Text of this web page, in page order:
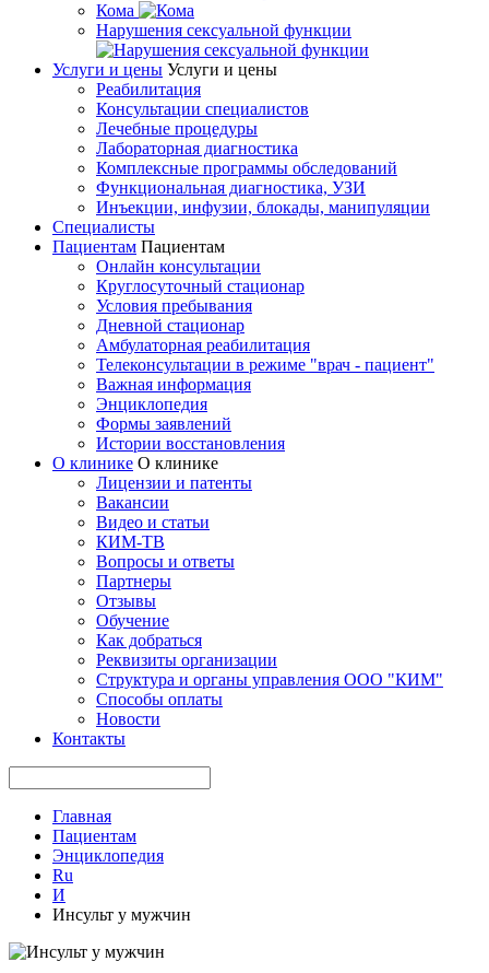
Кома
Нарушения сексуальной функции
Услуги и цены Услуги и цены
Реабилитация
Консультации специалистов
Лечебные процедуры
Лабораторная диагностика
Комплексные программы обследований
Функциональная диагностика, УЗИ
Инъекции, инфузии, блокады, манипуляции
Специалисты
Пациентам Пациентам
Онлайн консультации
Круглосуточный стационар
Условия пребывания
Дневной стационар
Амбулаторная реабилитация
Телеконсультации в режиме "врач - пациент"
Важная информация
Энциклопедия
Формы заявлений
Истории восстановления
О клинике О клинике
Лицензии и патенты
Вакансии
Видео и статьи
КИМ-ТВ
Вопросы и ответы
Партнеры
Отзывы
Обучение
Как добраться
Реквизиты организации
Структура и органы управления ООО "КИМ"
Способы оплаты
Новости
Контакты
Главная
Пациентам
Энциклопедия
Ru
И
Инсульт у мужчин